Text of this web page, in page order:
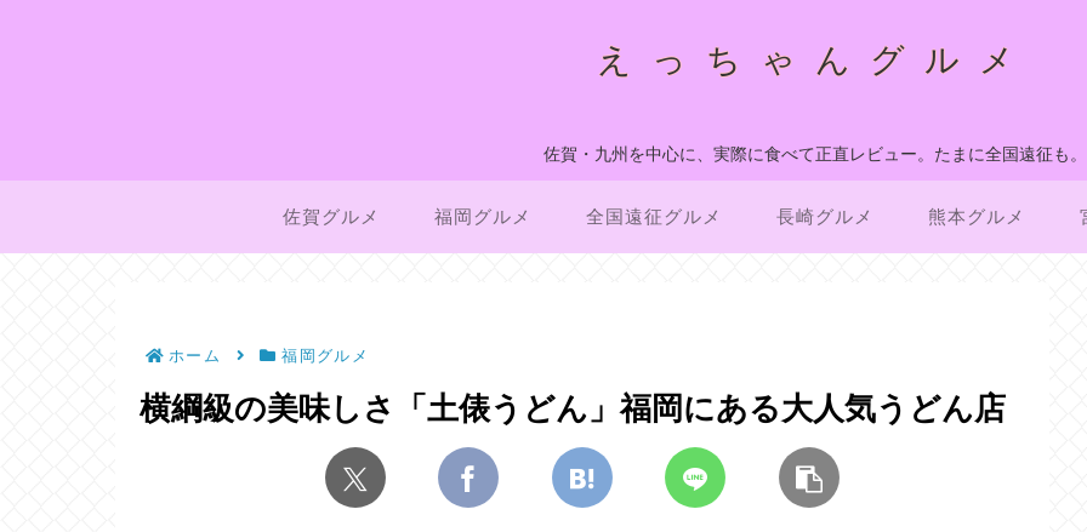
えっちゃんグルメ
佐賀・九州を中心に、実際に食べて正直レビュー。たまに全国遠征も。
佐賀グルメ 福岡グルメ 全国遠征グルメ 長崎グルメ 熊本グルメ
ホーム 福岡グルメ
横綱級の美味しさ「土俵うどん」福岡にある大人気うどん店